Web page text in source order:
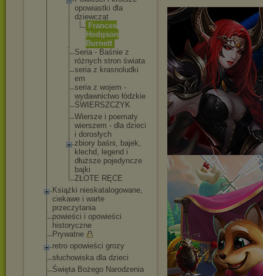
opowiastki dla
dziewcząt
Frances
Hodgson
Burnett
Seria - Baśnie z
różnych stron świata
seria z krasnoludki
em
seria z wojem -
wydawnictwo łódzkie
ŚWIERSZCZYK
Wiersze i poematy
wierszem - dla dzieci
i dorosłych
zbiory baśni, bajek,
klechd, legend i
dłuższe pojedyncze
bajki
ZŁOTE RĘCE
Książki nieskatalogowane,
ciekawe i warte
przeczytania
powieści i opowieści
historyczne
Prywatne
retro opowieści grozy
słuchowiska dla dzieci
Święta Bożego Narodzenia